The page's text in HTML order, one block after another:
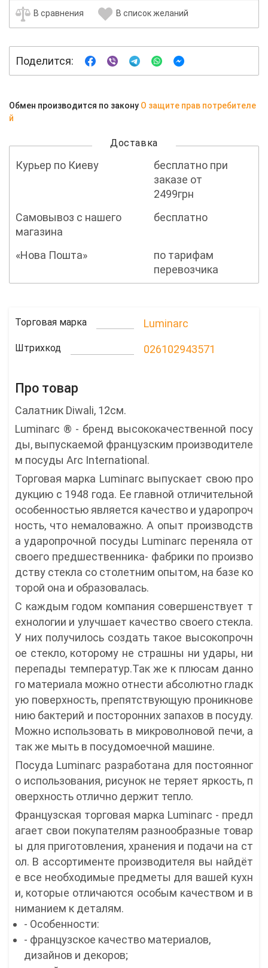
В сравнения В список желаний
Поделится:
Обмен производится по закону О защите прав потребителе
й
Доставка
Курьер по Киеву
бесплатно при
заказе от
2499грн
Самовывоз с нашего
магазина
бесплатно
«Нова Пошта»
по тарифам
перевозчика
Торговая марка Luminarc
Штрихкод 026102943571
Про товар
Салатник Diwali, 12см.
Luminarc ® - бренд высококачественной посу
ды, выпускаемой французским производителе
м посуды Arc International.
Торговая марка Luminarc выпускает свою про
дукцию с 1948 года. Ее главной отличительной
особенностью является качество и ударопроч
ность, что немаловажно. А опыт производств
а ударопрочной посуды Luminarc переняла от
своего предшественника- фабрики по произво
дству стекла со столетним опытом, на базе ко
торой она и образовалась.
С каждым годом компания совершенствует т
ехнологии и улучшает качество своего стекла.
У них получилось создать такое высокопрочн
ое стекло, которому не страшны ни удары, ни
перепады температур.Так же к плюсам данно
го материала можно отнести абсолютно гладк
ую поверхность, препятствующую проникнове
нию бактерий и посторонних запахов в посуду.
Можно использовать в микроволновой печи, а
так же мыть в посудомоечной машине.
Посуда Luminarc разработана для постоянног
о использования, рисунок не теряет яркость, п
оверхность отлично держит тепло.
Французская торговая марка Luminarc - предл
агает свои покупателям разнообразные товар
ы для приготовления, хранения и подачи на ст
ол. В ассортименте производителя вы найдёт
е все необходимые предметы для вашей кухн
и, которые отличаются особым качеством и в
ниманием к деталям.
- Особенности:
- французское качество материалов,
дизайнов и декоров;